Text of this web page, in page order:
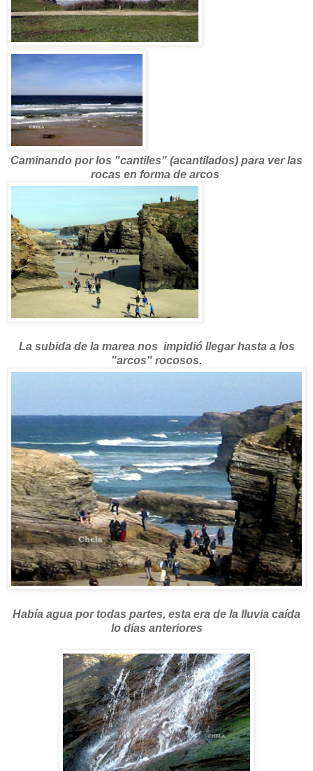
Caminando por los "cantiles" (acantilados) para ver las
rocas en forma de arcos
La subida de la marea nos impidió llegar hasta a los
"arcos" rocosos.
Había agua por todas partes, esta era de la lluvia caída
lo días anteriores